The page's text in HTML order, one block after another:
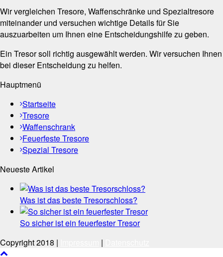
Wir vergleichen Tresore, Waffenschränke und Spezialtresore
miteinander und versuchen wichtige Details für Sie
auszuarbeiten um Ihnen eine Entscheidungshilfe zu geben.
Ein Tresor soll richtig ausgewählt werden. Wir versuchen Ihnen
bei dieser Entscheidung zu helfen.
Hauptmenü
Startseite
Tresore
Waffenschrank
Feuerfeste Tresore
Spezial Tresore
Neueste Artikel
Was ist das beste Tresorschloss?
So sicher ist ein feuerfester Tresor
Copyright 2018 |
|